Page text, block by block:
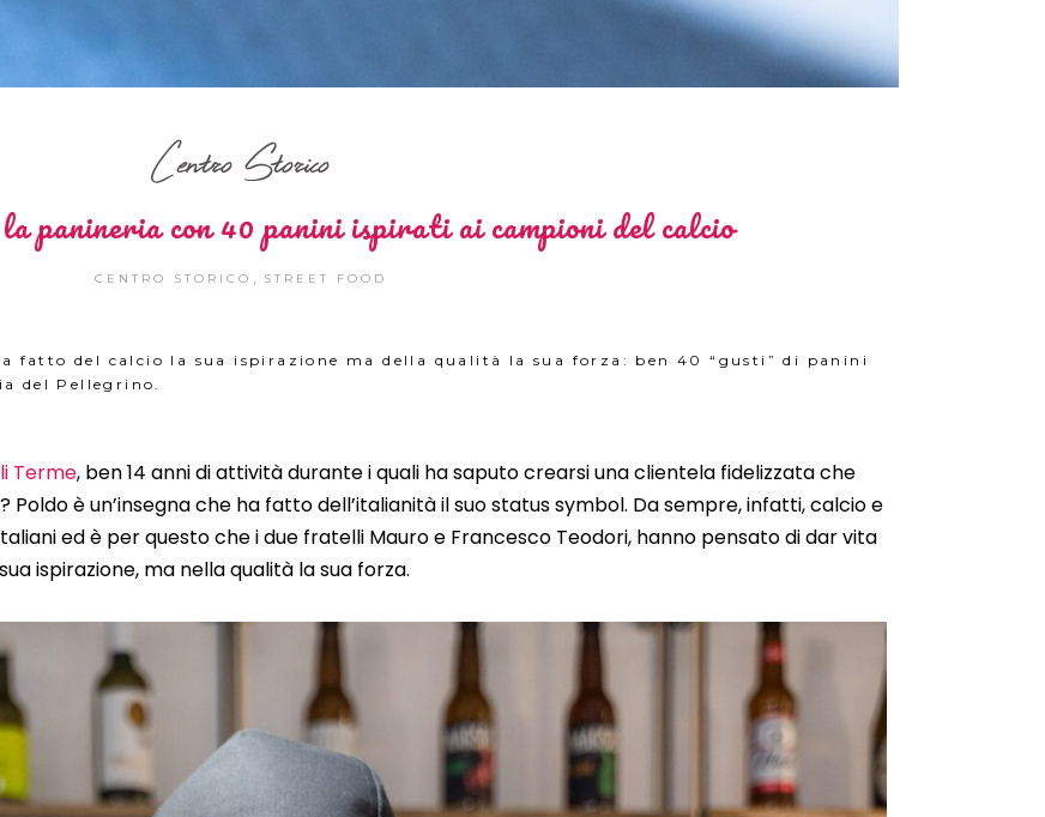
Centro Storico
panineria con 40 panini ispirati ai campioni del calcio
CENTRO STORICO STREET FOOD
fatto del calcio la sua ispirazione ma della qualità la sua forza: ben 40 “gusti” di panini
del Pellegrino.
Terme, ben 14 anni di attività durante i quali ha saputo crearsi una clientela fidelizzata che
Poldo è un’insegna che ha fatto dell’italianitàil suo status symbol. Da sempre, infatti,calcio e
ed è per questo che i due fratelli Mauro e Francesco Teodori, hanno pensato di dar vita
ispirazione, ma nella qualità la sua forza.